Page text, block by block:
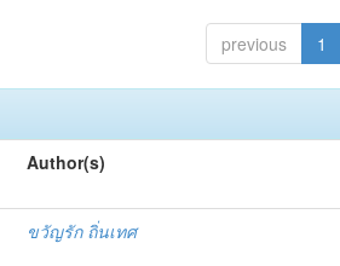
previous 1
Author(s)
ขวัญรัก ถิ่นเทศ